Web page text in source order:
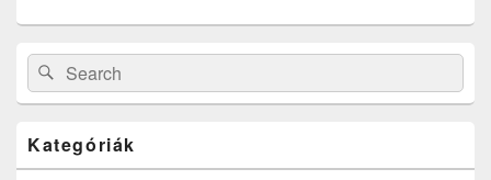
Search
for:
Search
Kategóriák